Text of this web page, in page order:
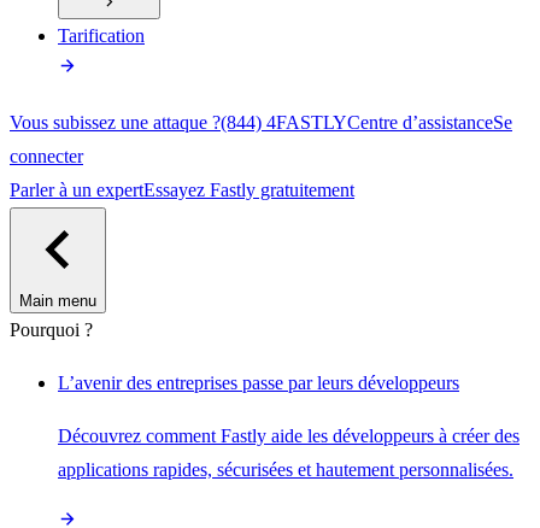
Tarification
Vous subissez une attaque ?(844) 4FASTLYCentre d’assistanceSe
connecter
Parler à un expertEssayez Fastly gratuitement
Main menu
Pourquoi ?
L’avenir des entreprises passe par leurs développeurs
Découvrez comment Fastly aide les développeurs à créer des
applications rapides, sécurisées et hautement personnalisées.